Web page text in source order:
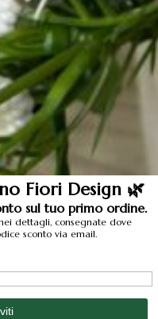
Fiori Design 🌿
sul tuo primo ordine.
dettagli, consegnate dove
sconto via email.